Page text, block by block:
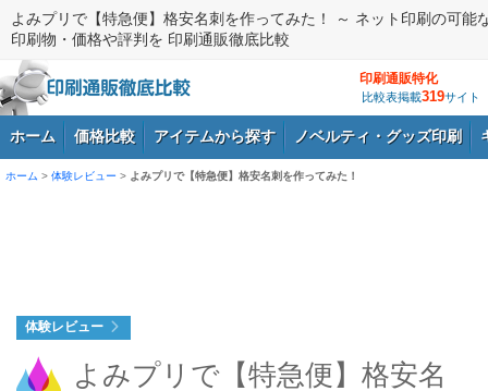
よみプリで【特急便】格安名刺を作ってみた！ ～ ネット印刷の可能
印刷物・価格や評判を 印刷通販徹底比較
印刷通販特化
比較表掲載319サイト
ホーム 価格比較 アイテムから探す ノベルティ・グッズ印刷
ホーム > 体験レビュー > よみプリで【特急便】格安名刺を作ってみた！
体験レビュー
よみプリで【特急便】格安名